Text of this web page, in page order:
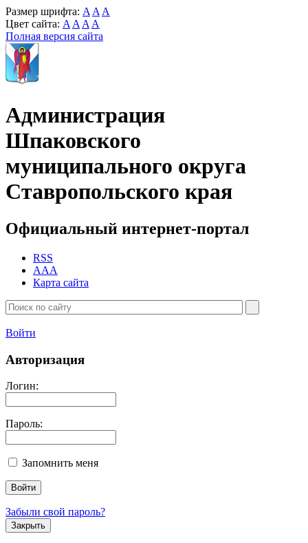
Размер шрифта: A A A
Цвет сайта: A A A A
Полная версия сайта
Администрация
Шпаковского
муниципального округа
Ставропольского края
Официальный интернет-портал
RSS
AAA
Карта сайта
Войти
Авторизация
Логин:
Пароль:
Запомнить меня
Забыли свой пароль?
Закрыть